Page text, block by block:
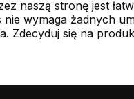
naszą stronę jest
wymaga żadnych
Zdecyduj się na